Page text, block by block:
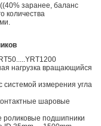
заранее, баланс
количества
нагрузка вращающийся
измерения угла
шаровые
роликовые подшипники